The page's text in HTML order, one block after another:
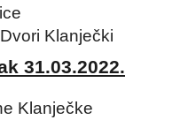
Klanječki
31.03.2022.
Klanječke